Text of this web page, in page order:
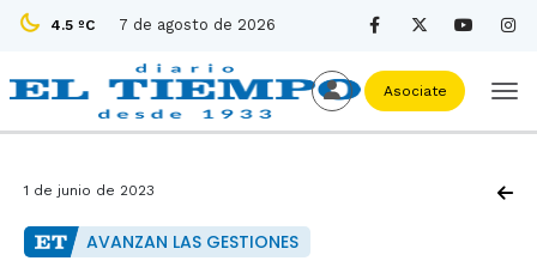
4.5 ºC 7 de agosto de 2026
Asociate
1 de junio de 2023
AVANZAN LAS GESTIONES